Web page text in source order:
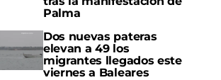
Palma
Dos nuevas pateras
elevan a 49 los
migrantes llegados este
viernes a Baleares